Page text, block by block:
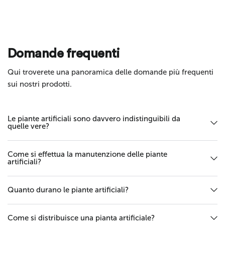
Invia
Domande frequenti
Qui troverete una panoramica delle domande più frequenti
sui nostri prodotti.
Le piante artificiali sono davvero indistinguibili da
quelle vere?
Come si effettua la manutenzione delle piante
artificiali?
Quanto durano le piante artificiali?
Come si distribuisce una pianta artificiale?